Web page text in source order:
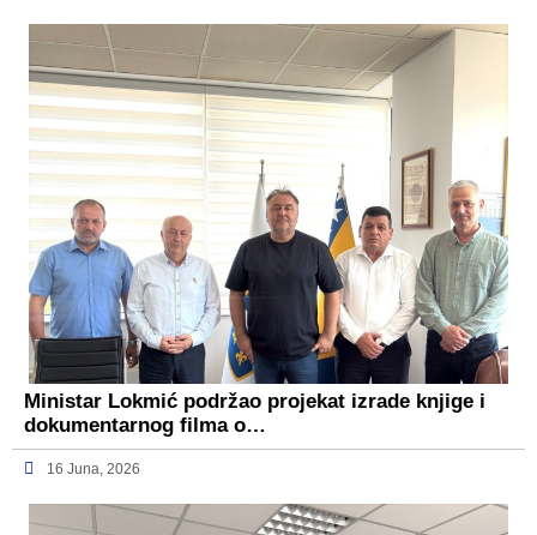
Ministar Lokmić podržao projekat izrade knjige i
dokumentarnog filma o…
16 Juna, 2026